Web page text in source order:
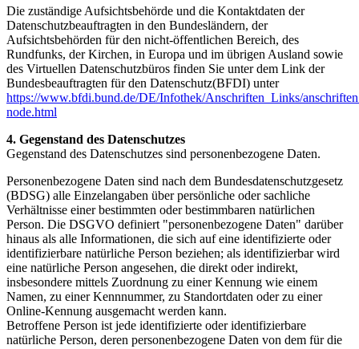
Die zuständige Aufsichtsbehörde und die Kontaktdaten der
Datenschutzbeauftragten in den Bundesländern, der
Aufsichtsbehörden für den nicht-öffentlichen Bereich, des
Rundfunks, der Kirchen, in Europa und im übrigen Ausland sowie
des Virtuellen Datenschutzbüros finden Sie unter dem Link der
Bundesbeauftragten für den Datenschutz(BFDI) unter
https://www.bfdi.bund.de/DE/Infothek/Anschriften_Links/
node.html
4. Gegenstand des Datenschutzes
Gegenstand des Datenschutzes sind personenbezogene Daten.
Personenbezogene Daten sind nach dem Bundesdatenschutzgesetz
(BDSG) alle Einzelangaben über persönliche oder sachliche
Verhältnisse einer bestimmten oder bestimmbaren natürlichen
Person. Die DSGVO definiert "personenbezogene Daten" darüber
hinaus als alle Informationen, die sich auf eine identifizierte oder
identifizierbare natürliche Person beziehen; als identifizierbar wird
eine natürliche Person angesehen, die direkt oder indirekt,
insbesondere mittels Zuordnung zu einer Kennung wie einem
Namen, zu einer Kennnummer, zu Standortdaten oder zu einer
Online-Kennung ausgemacht werden kann.
Betroffene Person ist jede identifizierte oder identifizierbare
natürliche Person, deren personenbezogene Daten von dem für die